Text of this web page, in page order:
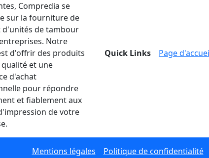
Compredia se
sur la fourniture de
d'unités de tambour
Notre
d'offrir des produits
et une
d'achat
pour répondre
et fiablement aux
de votre
Quick Links Page
Mentions légales Politique de confidentialité